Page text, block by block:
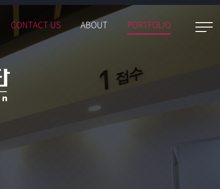
CONTACT US ABOUT PORTFOLIO